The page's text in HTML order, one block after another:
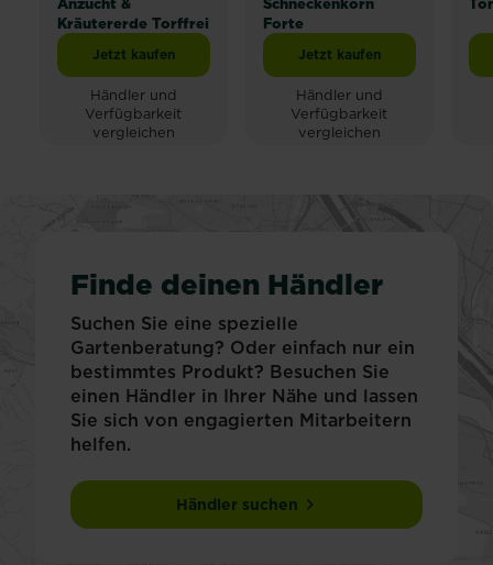
Kräutererde Torffrei
Jetzt kaufenSUBSTRAL® Naturen® Anzucht & Kräutererde Torffrei
Händler und
Verfügbarkeit
vergleichen
Forte
Jetzt kaufen
Händler und
Verfügbarkeit
vergleichen
Finde deinen Händler
Suchen Sie eine spezielle
Gartenberatung? Oder einfach nur ein
bestimmtes Produkt? Besuchen Sie
einen Händler in Ihrer Nähe und lassen
Sie sich von engagierten Mitarbeitern
helfen.
Händler suchen